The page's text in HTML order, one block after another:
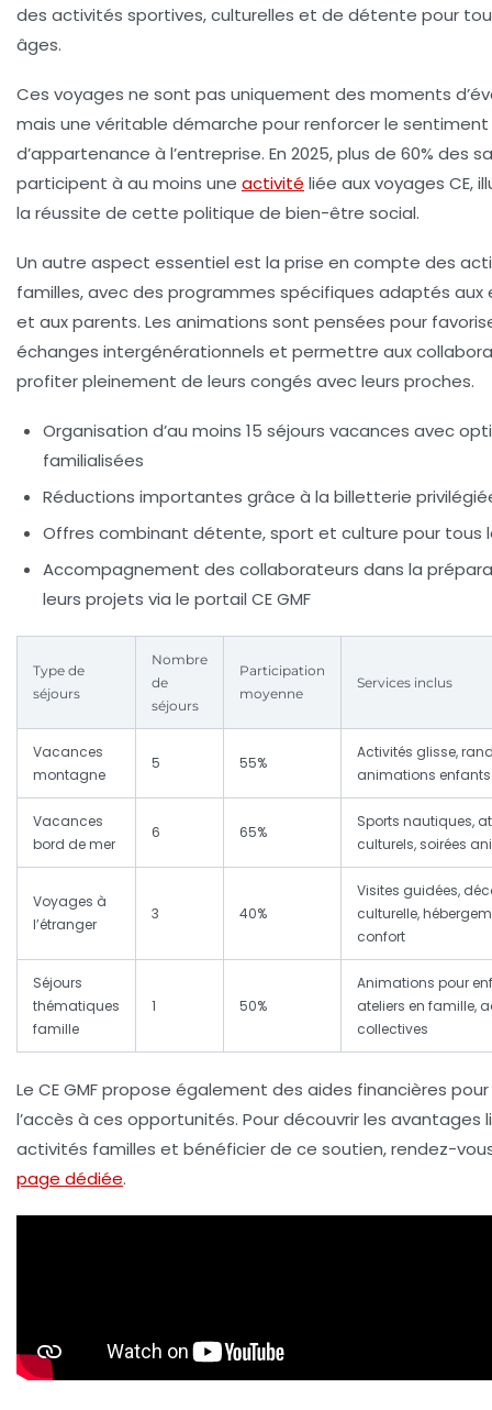
des activités sportives, culturelles et de détente pour
âges.
Ces voyages ne sont pas uniquement des moments
mais une véritable démarche pour renforcer le sentiment
d’appartenance à l’entreprise. En 2025, plus de 60% des
participent à au moins une activité liée aux voyages CE,
la réussite de cette politique de bien-être social.
Un autre aspect essentiel est la prise en compte des
familles, avec des programmes spécifiques adaptés aux
et aux parents. Les animations sont pensées pour
échanges intergénérationnels et permettre aux
profiter pleinement de leurs congés avec leurs proches.
Organisation d’au moins 15 séjours vacances avec
familialisées
Réductions importantes grâce à la billetterie
Offres combinant détente, sport et culture pour tous
Accompagnement des collaborateurs dans la
leurs projets via le portail CE GMF
Type de
séjours
Nombre
de
séjours
Participation
moyenne
Services inclus
Vacances
montagne
5 55%
Activités glisse,
animations enfants
Vacances
bord de mer
6 65%
Sports nautiques,
culturels, soirées
Voyages à
l’étranger
3 40%
Visites guidées,
culturelle,
confort
Séjours
thématiques
famille
1 50%
Animations pour
ateliers en famille,
collectives
Le CE GMF propose également des aides financières
l’accès à ces opportunités. Pour découvrir les avantages
activités familles et bénéficier de ce soutien, rendez-
page dédiée.